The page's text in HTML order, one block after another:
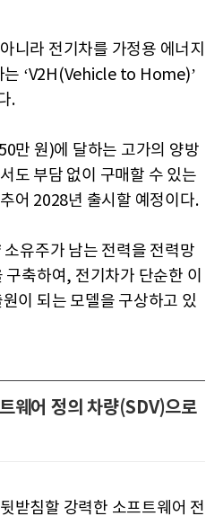
니라 전기차를 가정용 에너지
는 ‘V2H(Vehicle to Home)’
.
만 원)에 달하는 고가의 양방
도 부담 없이 구매할 수 있는
어 2028년 출시할 예정이다.
유주가 남는 전력을 전력망
축하여, 전기차가 단순한 이
이 되는 모델을 구상하고 있
웨어 정의 차량(SDV)으로
받침할 강력한 소프트웨어 전